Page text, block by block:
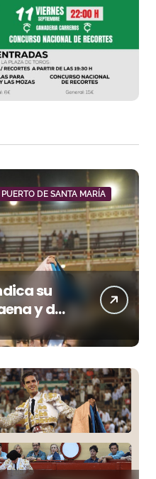
DE SANTA MARÍA
su
y dos